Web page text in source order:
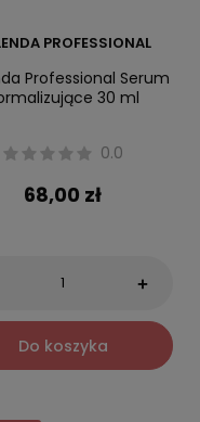
PROFESSIONAL
Professional Serum
30 ml
0.0
68,00 zł
+
Do koszyka